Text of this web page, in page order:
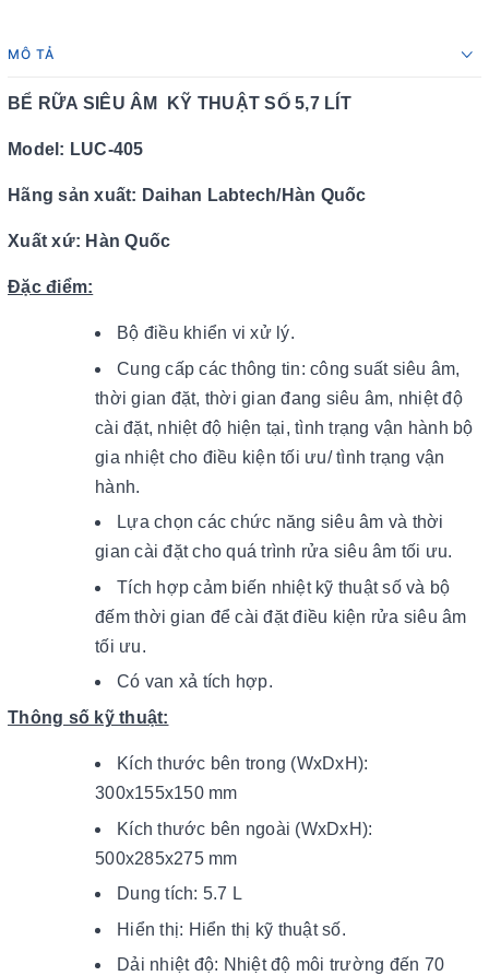
MÔ TẢ
BỂ RỮA SIÊU ÂM KỸ THUẬT SỐ 5,7 LÍT
Model: LUC-405
Hãng sản xuất: Daihan Labtech/Hàn Quốc
Xuất xứ: Hàn Quốc
Đặc điểm:
Bộ điều khiển vi xử lý.
Cung cấp các thông tin: công suất siêu âm,
thời gian đặt, thời gian đang siêu âm, nhiệt độ
cài đặt, nhiệt độ hiện tại, tình trạng vận hành bộ
gia nhiệt cho điều kiện tối ưu/ tình trạng vận
hành.
Lựa chọn các chức năng siêu âm và thời
gian cài đặt cho quá trình rửa siêu âm tối ưu.
Tích hợp cảm biến nhiệt kỹ thuật số và bộ
đếm thời gian để cài đặt điều kiện rửa siêu âm
tối ưu.
Có van xả tích hợp.
Thông số kỹ thuật:
Kích thước bên trong (WxDxH):
300x155x150 mm
Kích thước bên ngoài (WxDxH):
500x285x275 mm
Dung tích: 5.7 L
Hiển thị: Hiển thị kỹ thuật số.
Dải nhiệt độ: Nhiệt độ môi trường đến 70